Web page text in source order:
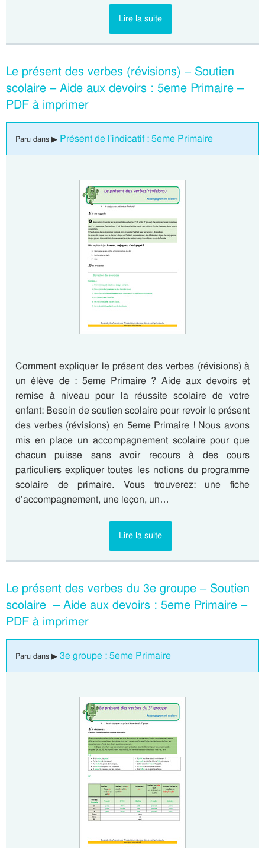
Lire la suite
Le présent des verbes (révisions) – Soutien
scolaire – Aide aux devoirs : 5eme Primaire –
PDF à imprimer
Paru dans ▶ Présent de l'indicatif : 5eme Primaire
Comment expliquer le présent des verbes (révisions) à
un élève de : 5eme Primaire ? Aide aux devoirs et
remise à niveau pour la réussite scolaire de votre
enfant: Besoin de soutien scolaire pour revoir le présent
des verbes (révisions) en 5eme Primaire ! Nous avons
mis en place un accompagnement scolaire pour que
chacun puisse sans avoir recours à des cours
particuliers expliquer toutes les notions du programme
scolaire de primaire. Vous trouverez: une fiche
d’accompagnement, une leçon, un…
Lire la suite
Le présent des verbes du 3e groupe – Soutien
scolaire – Aide aux devoirs : 5eme Primaire –
PDF à imprimer
Paru dans ▶ 3e groupe : 5eme Primaire